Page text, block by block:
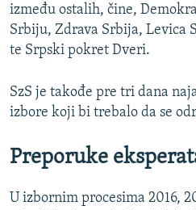
između ostalih, čine,
Srbiju, Zdrava Srbija, Levica
te Srpski pokret Dveri.
SzS je takođe pre tri dana
izbore koji bi trebalo da se
Preporuke
U izbornim procesima 2016,